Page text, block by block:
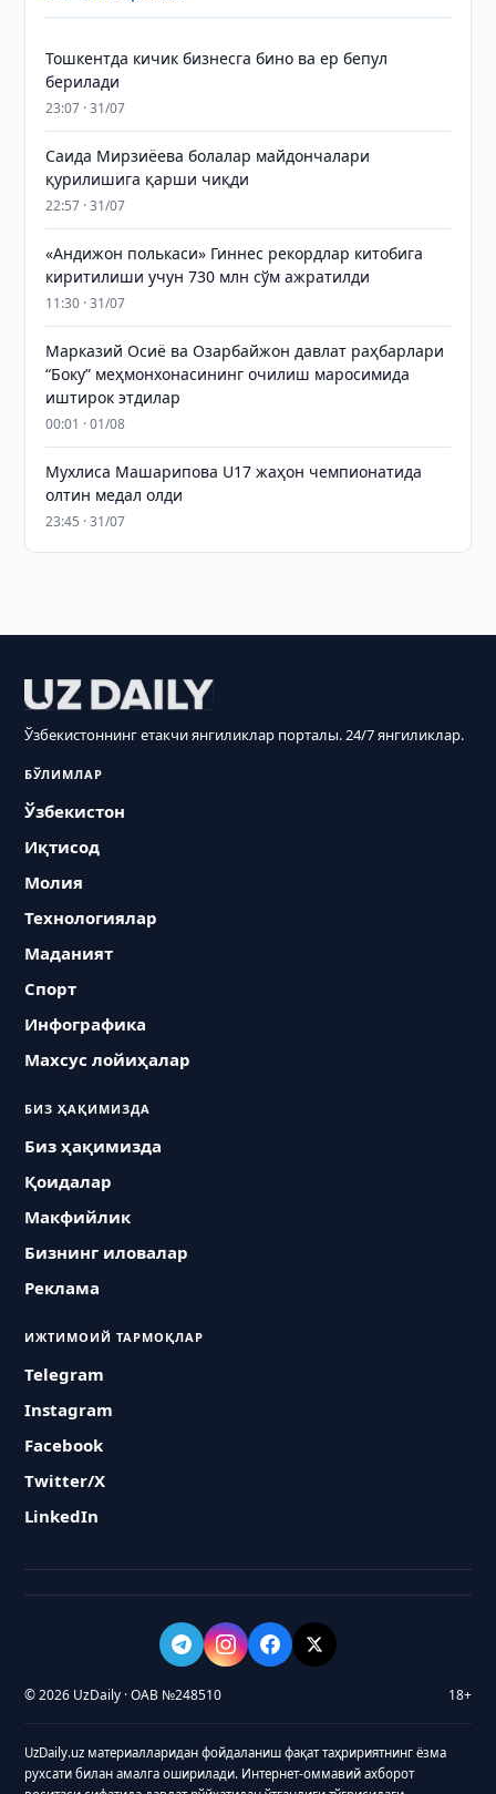
Тошкентда кичик бизнесга бино ва ер бепул
берилади
23:07 · 31/07
Саида Мирзиёева болалар майдончалари
қурилишига қарши чиқди
22:57 · 31/07
«Андижон полькаси» Гиннес рекордлар китобига
киритилиши учун 730 млн сўм ажратилди
11:30 · 31/07
Марказий Осиё ва Озарбайжон давлат раҳбарлари
“Боку” меҳмонхонасининг очилиш маросимида
иштирок этдилар
00:01 · 01/08
Мухлиса Машарипова U17 жаҳон чемпионатида
олтин медал олди
23:45 · 31/07
Ўзбекистоннинг етакчи янгиликлар порталы. 24/7 янгиликлар.
БЎЛИМЛАР
Ўзбекистон
Иқтисод
Молия
Технологиялар
Маданият
Спорт
Инфографика
Махсус лойиҳалар
БИЗ ҲАҚИМИЗДА
Биз ҳақимизда
Қоидалар
Макфийлик
Бизнинг иловалар
Реклама
ИЖТИМОИЙ ТАРМОҚЛАР
Telegram
Instagram
Facebook
Twitter/X
LinkedIn
© 2026 UzDaily · ОАВ №248510 18+
UzDaily.uz материалларидан фойдаланиш фақат таҳририятнинг ёзма
рухсати билан амалга оширилади. Интернет-оммавий ахборот